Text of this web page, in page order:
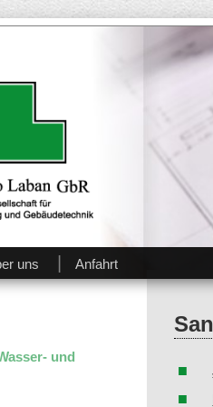
Laban
GbR – Planungsgesellschaft für
uns Anfahrt
und